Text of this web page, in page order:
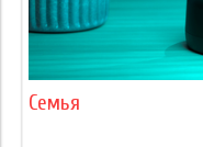
Семья